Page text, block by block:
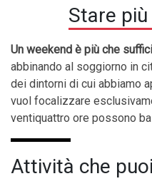
Stare
Un weekend è più che
abbinando al soggiorno in
dei dintorni di cui abbiamo
vuol focalizzare
ventiquattro ore possono
Attività che